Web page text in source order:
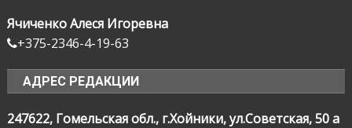
Ячиченко Алеся Игоревна
+375-2346-4-19-63
АДРЕС РЕДАКЦИИ
247622, Гомельская обл., г.Хойники, ул.Советская, 50 а